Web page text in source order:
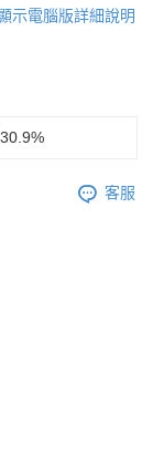
示電腦版詳細說明
客服